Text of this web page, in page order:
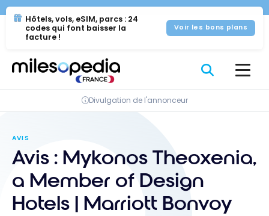
Panneau de gestion des cookies
Se
rendreHôtels, vols, eSIM, parcs : 24
codes qui font baisser la
facture !
Voir les bons plans
Divulgation de l'annonceur
AVIS
Avis : Mykonos Theoxenia,
a Member of Design
Hotels | Marriott Bonvoy